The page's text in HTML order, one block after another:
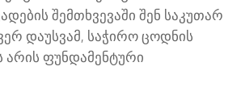
შემთხვევაში შენ საკუთარ
დაუსვამ, საჭირო ცოდნის
არის ფუნდამენტური